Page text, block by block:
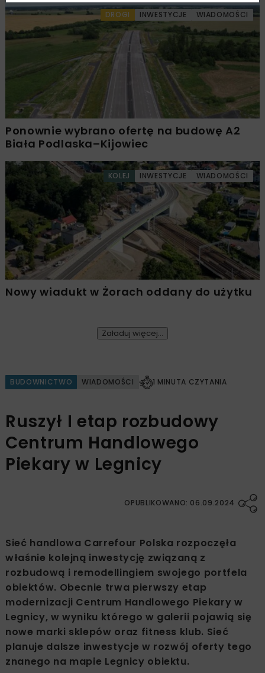
DROGI INWESTYCJE WIADOMOŚCI
Ponownie wybrano ofertę na budowę A2
Biała Podlaska–Kijowiec
KOLEJ INWESTYCJE WIADOMOŚCI
Nowy wiadukt w Żorach oddany do użytku
Załaduj więcej...
BUDOWNICTWO WIADOMOŚCI 1 MINUTA CZYTANIA
Ruszył I etap rozbudowy
Centrum Handlowego
Piekary w Legnicy
OPUBLIKOWANO: 06.09.2024
Sieć handlowa Carrefour Polska rozpoczęła
właśnie kolejną inwestycję związaną z
rozbudową i remodellingiem swojego portfela
obiektów. Obecnie trwa pierwszy etap
modernizacji Centrum Handlowego Piekary w
Legnicy, w wyniku którego w galerii pojawią się
nowe marki sklepów oraz fitness klub. Sieć
planuje dalsze inwestycje w rozwój oferty tego
znanego na mapie Legnicy obiektu.